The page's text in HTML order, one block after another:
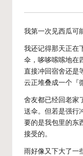
e
我第一次见西瓜可
我还记得那天正在
伞，哆哆嗦嗦地在
直接冲回宿舍还是
云正堆叠成一个『
舍友都已经回老家
送伞。但若是强行
要的是我包里的东
接受的。
雨好像又下大了一